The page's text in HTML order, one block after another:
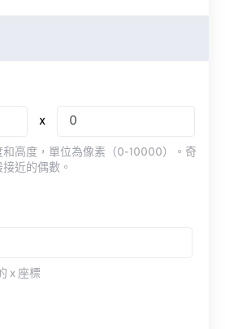
x
高度，單位為像素（0-10000）。奇
近的偶數。
x 座標